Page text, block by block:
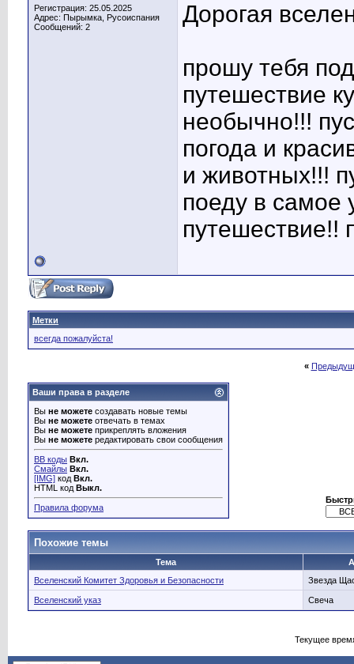
Регистрация: 25.05.2025
Адрес: Пырымка, Русоиспания
Сообщений: 2
Дорогая
прошу тебя
путешествие
необычно!!!
погода и
и животных!!!
поеду в самое
путешествие!!
Метки
всегда пожалуйста!
«
Ваши права в разделе
Вы не можете создавать новые темы
Вы не можете отвечать в темах
Вы не можете прикреплять вложения
Вы не можете редактировать свои сообщения
BB коды Вкл.
Смайлы Вкл.
[IMG] код Вкл.
HTML код Выкл.
Правила форума
Похожие темы
Тема
Вселенский Комитет Здоровья и Безопасности
Звезда
Вселенский указ Свеча
Текущее